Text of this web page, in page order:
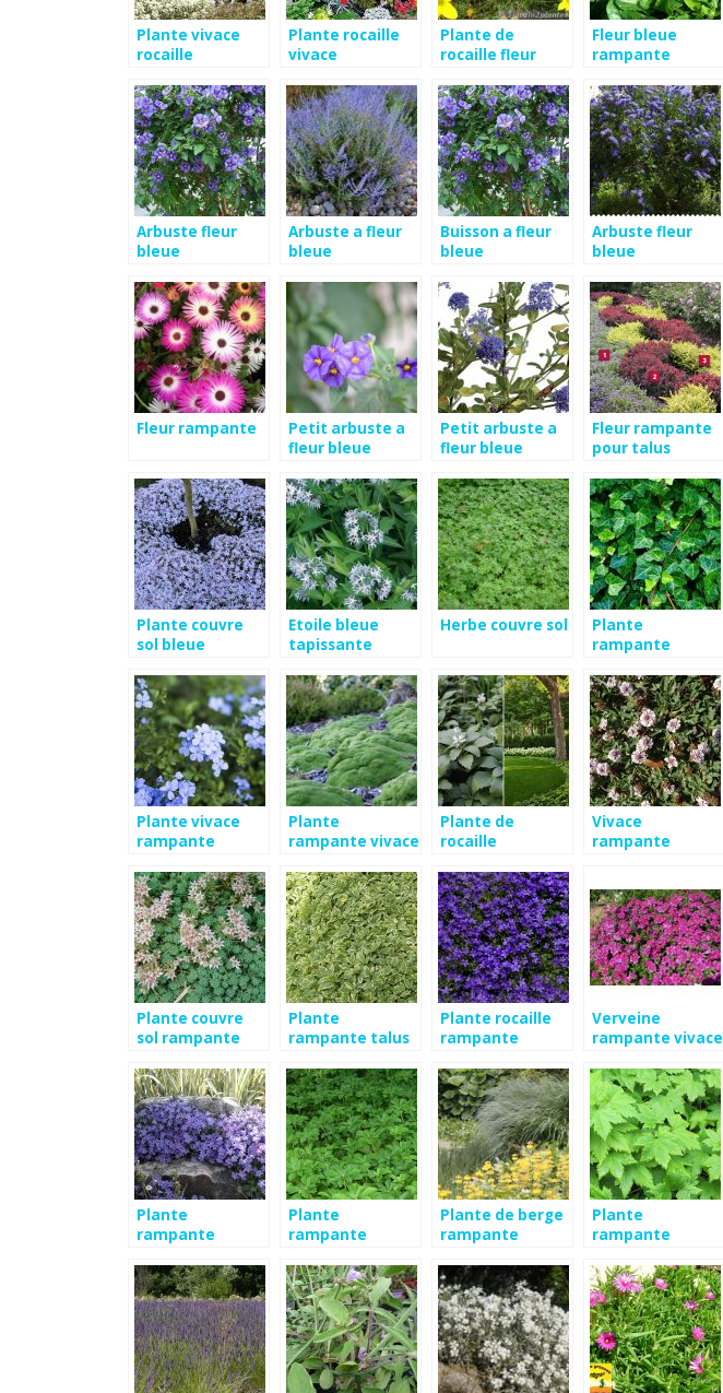
Plante vivace
rocaille
Plante rocaille
vivace
Plante de
rocaille fleur
Fleur bleue
rampante
Arbuste fleur
bleue
Arbuste a fleur
bleue
Buisson a fleur
bleue
Arbuste fleur
bleue
Fleur rampante
Petit arbuste a
fleur bleue
Petit arbuste a
fleur bleue
Fleur rampante
pour talus
Plante couvre
sol bleue
Etoile bleue
tapissante
Herbe couvre sol
Plante
rampante
Plante vivace
rampante
Plante
rampante vivace
Plante de
rocaille
Vivace
rampante
Plante couvre
sol rampante
Plante
rampante talus
Plante rocaille
rampante
Verveine
rampante vivace
Plante
rampante
Plante
rampante
Plante de berge
rampante
Plante
rampante